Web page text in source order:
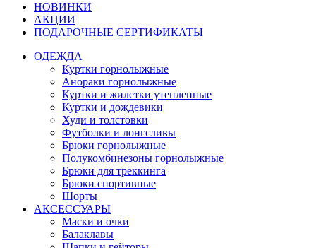
НОВИНКИ
АКЦИИ
ПОДАРОЧНЫЕ СЕРТИФИКАТЫ
ОДЕЖДА
Куртки горнолыжные
Анораки горнолыжные
Куртки и жилетки утепленные
Куртки и дождевики
Худи и толстовки
Футболки и лонгсливы
Брюки горнолыжные
Полукомбинезоны горнолыжные
Брюки для треккинга
Брюки спортивные
Шорты
АКСЕССУАРЫ
Маски и очки
Балаклавы